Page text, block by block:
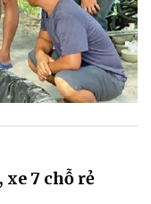
xe 7 chỗ rẻ